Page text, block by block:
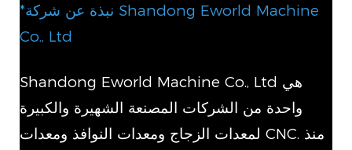
*نبذة عن شركة Shandong Eworld Machine
Co., Ltd
Shandong Eworld Machine Co., Ltd هي
واحدة من الشركات المصنعة الشهيرة والكبيرة
لمعدات الزجاج ومعدات النوافذ ومعدات CNC. منذ